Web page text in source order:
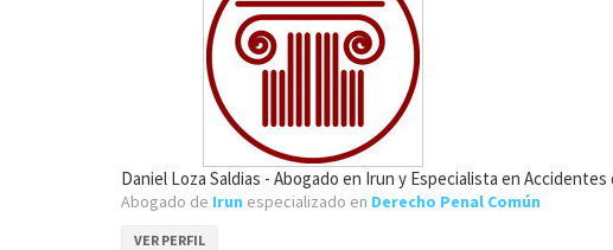
Daniel Loza Saldias - Abogado en Irun y Especialista en
Abogado de Irun especializado en Derecho Penal Común
VER PERFIL